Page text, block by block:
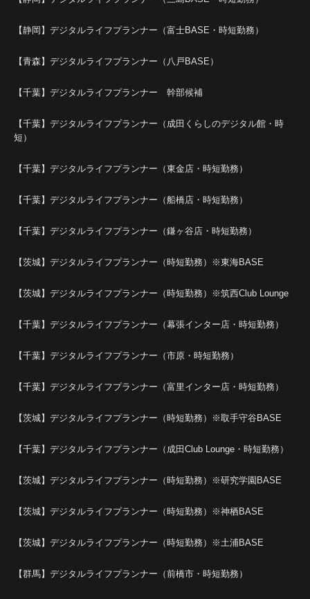
【静岡】デジタルライフプランナー（富士BASE・時短勤務）
【青森】デジタルライフプランナー（八戸BASE）
【千葉】デジタルライフプランナー 幹部候補
【千葉】デジタルライフプランナー（成田くらしのデジタル館・時
短）
【千葉】デジタルライフプランナー（東金店・時短勤務）
【千葉】デジタルライフプランナー（船橋店・時短勤務）
【千葉】デジタルライフプランナー（鎌ヶ谷店・時短勤務）
【茨城】デジタルライフプランナー（時短勤務）※東海BASE
【茨城】デジタルライフプランナー（時短勤務）※筑西Club Lounge
【千葉】デジタルライフプランナー（幕張インター店・時短勤務）
【千葉】デジタルライフプランナー（市原・時短勤務）
【千葉】デジタルライフプランナー（富里インター店・時短勤務）
【茨城】デジタルライフプランナー（時短勤務）※取手守谷BASE
【千葉】デジタルライフプランナー（成田Club Lounge・時短勤務）
【茨城】デジタルライフプランナー（時短勤務）※研究学園BASE
【茨城】デジタルライフプランナー（時短勤務）※神栖BASE
【茨城】デジタルライフプランナー（時短勤務）※土浦BASE
【群馬】デジタルライフプランナー（前橋市・時短勤務）